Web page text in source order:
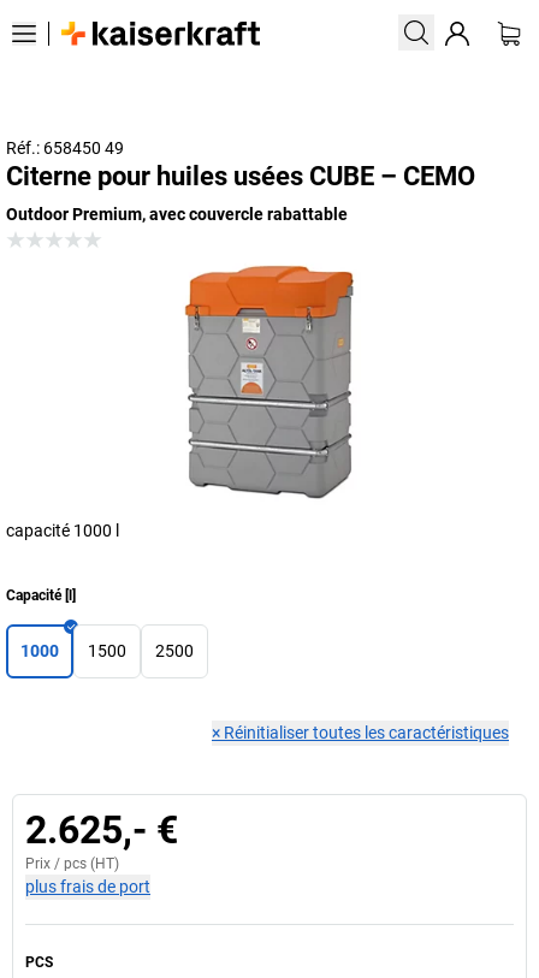
Réf.: 658450 49
Citerne pour huiles usées CUBE – CEMO
Outdoor Premium, avec couvercle rabattable
capacité 1000 l
Capacité[ ]
1000 1500 2500
× Réinitialiser toutes les caractéristiques
2.625,- €
Prix / pcs (HT)
plus frais de port
PCS